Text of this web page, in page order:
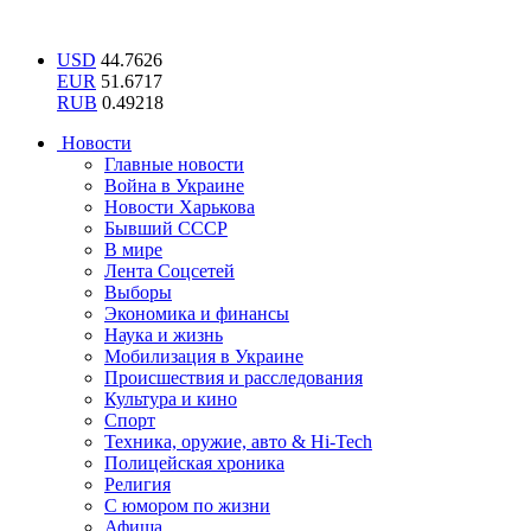
USD 44.7626
EUR 51.6717
RUB 0.49218
Новости
Главные новости
Война в Украине
Новости Харькова
Бывший СССР
В мире
Лента Соцсетей
Выборы
Экономика и финансы
Наука и жизнь
Мобилизация в Украине
Происшествия и расследования
Культура и кино
Спорт
Техника, оружие, авто & Hi-Tech
Полицейская хроника
Религия
С юмором по жизни
Афиша